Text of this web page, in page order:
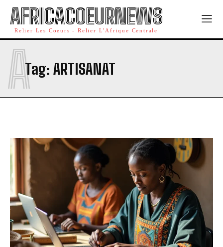
AFRICACOEURNEWS
Relier Les Coeurs - Relier L'Afrique Centrale
Tag: ARTISANAT
A